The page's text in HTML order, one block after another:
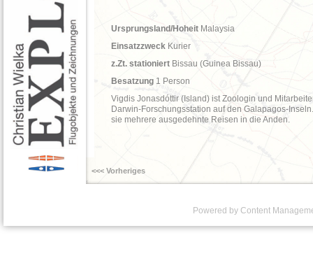
Ursprungsland/Hoheit Malaysia
Einsatzzweck Kurier
z.Zt. stationiert Bissau (Guinea Bissau)
Besatzung 1 Person
Vigdis Jonasdóttir (Island) ist Zoologin und
Darwin-Forschungsstation auf den Galapagos-
sie mehrere ausgedehnte Reisen in die Anden.
<<< Vorheriges
Powered by Content